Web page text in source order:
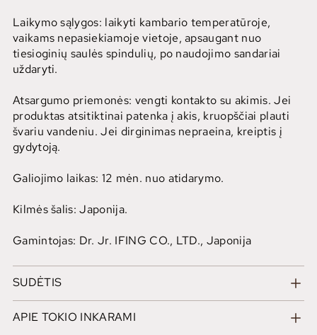
Laikymo sąlygos: laikyti kambario temperatūroje,
vaikams nepasiekiamoje vietoje, apsaugant nuo
tiesioginių saulės spindulių, po naudojimo sandariai
uždaryti.
Atsargumo priemonės: vengti kontakto su akimis. Jei
produktas atsitiktinai patenka į akis, kruopščiai plauti
švariu vandeniu. Jei dirginimas nepraeina, kreiptis į
gydytoją.
Galiojimo laikas: 12 mėn. nuo atidarymo.
Kilmės šalis: Japonija.
Gamintojas: Dr. Jr. IFING CO., LTD., Japonija
SUDĖTIS
APIE TOKIO INKARAMI